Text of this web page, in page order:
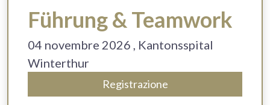
Führung & Teamwork
04 novembre 2026 , Kantonsspital
Winterthur
Registrazione